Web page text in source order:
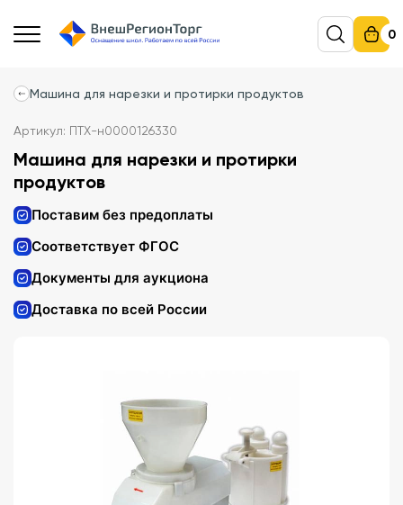
0
Машина для нарезки и протирки продуктов
Артикул: ПТХ-н0000126330
Машина для нарезки и протирки
продуктов
Поставим без предоплаты
Соответствует ФГОС
Документы для аукциона
Доставка по всей России